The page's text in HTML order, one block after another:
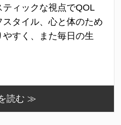
ィックな視点でQOL
タイル、心と体のため
すく、また毎日の生
読む ≫